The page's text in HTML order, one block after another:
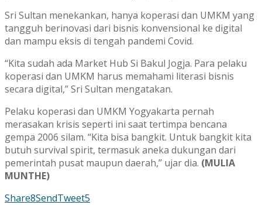
Sri Sultan menekankan, hanya koperasi dan UMKM yang
tangguh berinovasi dari bisnis konvensional ke digital
dan mampu eksis di tengah pandemi Covid.
“Kita sudah ada Market Hub Si Bakul Jogja. Para pelaku
koperasi dan UMKM harus memahami literasi bisnis
secara digital,” Sri Sultan mengatakan.
Pelaku koperasi dan UMKM Yogyakarta pernah
merasakan krisis seperti ini saat tertimpa bencana
gempa 2006 silam. “Kita bisa bangkit. Untuk bangkit kita
butuh survival spirit, termasuk aneka dukungan dari
pemerintah pusat maupun daerah,” ujar dia. (MULIA
MUNTHE)
Share8SendTweet5